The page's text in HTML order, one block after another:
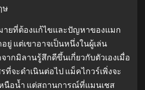
ษ
ยที่ต้องแก้ไขและปัญหาของแมก
ยู่ แต่เขาอาจเป็นหนึ่งในผู้เล่น
กมิลานรู้สึกดีขึ้นเกี่ยวกับตัวเองเมื่อ
จะดำเนินต่อไป แม็คไกวร์เพิ่งจะ
หนือน้ำ แต่สถานการณ์ที่แมนเชส